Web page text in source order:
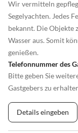
Wir vermitteln
Segelyachten. Jedes
bekannt. Die Objekte
Wasser aus. Somit
genießen.
Telefonnummer des
Bitte geben Sie
Gastgebers zu
Details eingeben